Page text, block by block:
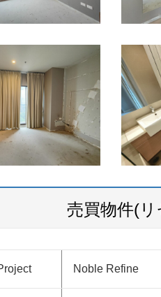
売買物件(
Noble Refine